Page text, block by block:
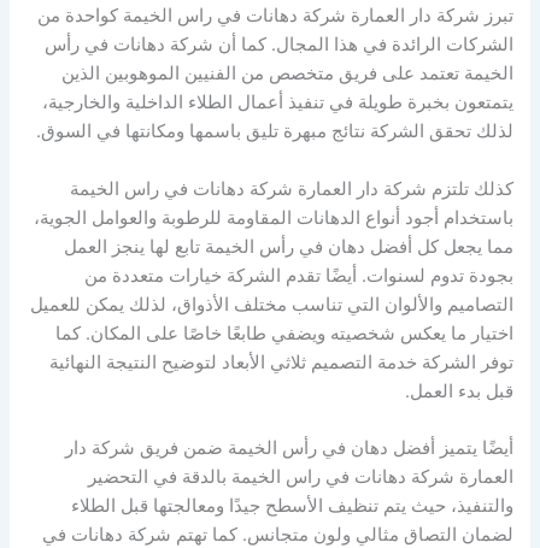
تبرز شركة دار العمارة شركة دهانات في راس الخيمة كواحدة من
الشركات الرائدة في هذا المجال. كما أن شركة دهانات في رأس
الخيمة تعتمد على فريق متخصص من الفنيين الموهوبين الذين
يتمتعون بخبرة طويلة في تنفيذ أعمال الطلاء الداخلية والخارجية،
لذلك تحقق الشركة نتائج مبهرة تليق باسمها ومكانتها في السوق.
كذلك تلتزم شركة دار العمارة شركة دهانات في راس الخيمة
باستخدام أجود أنواع الدهانات المقاومة للرطوبة والعوامل الجوية،
مما يجعل كل أفضل دهان في رأس الخيمة تابع لها ينجز العمل
بجودة تدوم لسنوات. أيضًا تقدم الشركة خيارات متعددة من
التصاميم والألوان التي تناسب مختلف الأذواق، لذلك يمكن للعميل
اختيار ما يعكس شخصيته ويضفي طابعًا خاصًا على المكان. كما
توفر الشركة خدمة التصميم ثلاثي الأبعاد لتوضيح النتيجة النهائية
قبل بدء العمل.
أيضًا يتميز أفضل دهان في رأس الخيمة ضمن فريق شركة دار
العمارة شركة دهانات في راس الخيمة بالدقة في التحضير
والتنفيذ، حيث يتم تنظيف الأسطح جيدًا ومعالجتها قبل الطلاء
لضمان التصاق مثالي ولون متجانس. كما تهتم شركة دهانات في